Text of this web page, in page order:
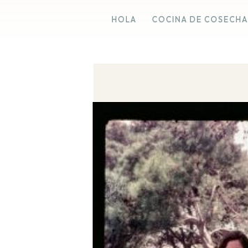
HOLA COCINA DE COSECHA